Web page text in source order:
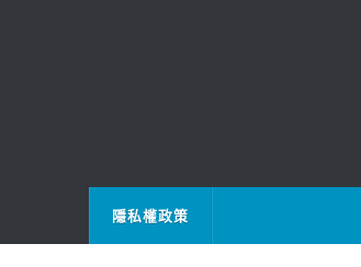
隱私權政策